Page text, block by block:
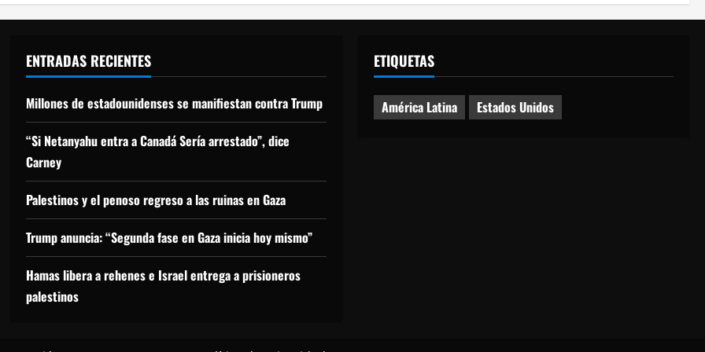
ENTRADAS RECIENTES
Millones de estadounidenses se manifiestan contra Trump
“Si Netanyahu entra a Canadá Sería arrestado”, dice
Carney
Palestinos y el penoso regreso a las ruinas en Gaza
Trump anuncia: “Segunda fase en Gaza inicia hoy mismo”
Hamas libera a rehenes e Israel entrega a prisioneros
palestinos
ETIQUETAS
América Latina Estados Unidos